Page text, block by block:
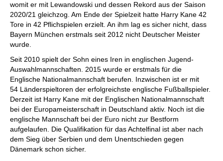
womit er mit Lewandowski und dessen Rekord aus der Saison
2020/21 gleichzog. Am Ende der Spielzeit hatte Harry Kane 42
Tore in 42 Pflichspielen erzielt. An ihm lag es sicher nicht, dass
Bayern München erstmals seit 2012 nicht Deutscher Meister
wurde.
Seit 2010 spielt der Sohn eines Iren in englischen Jugend-
Auswahlmannschaften. 2015 wurde er erstmals für die
Englische Nationalmannschaft berufen. Inzwischen ist er mit
54 Länderspieltoren der erfolgreichste englische Fußballspieler.
Derzeit ist Harry Kane mit der Englischen Nationalmannschaft
bei der Europameisterschaft in Deutschland aktiv. Noch ist die
englische Mannschaft bei der Euro nicht zur Bestform
aufgelaufen. Die Qualifikation für das Achtelfinal ist aber nach
dem Sieg über Serbien und dem Unentschieden gegen
Dänemark schon sicher.